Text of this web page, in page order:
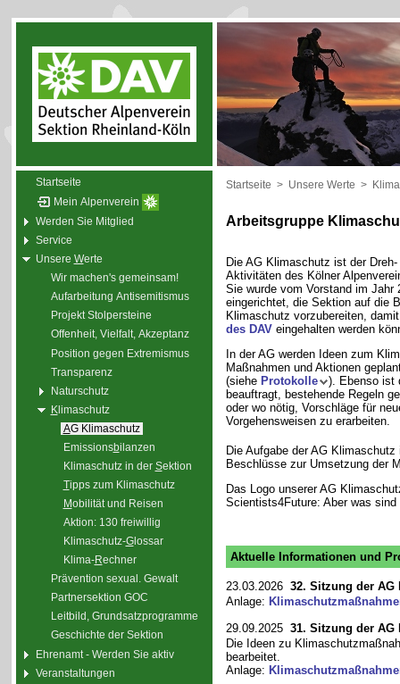
Startseite
Mein Alpenverein
Werden Sie Mitglied
Service
Unsere Werte
Wir machen's gemeinsam!
Aufarbeitung Antisemitismus
Projekt Stolpersteine
Offenheit, Vielfalt, Akzeptanz
Position gegen Extremismus
Transparenz
Naturschutz
Klimaschutz
AG Klimaschutz
Emissionsbilanzen
Klimaschutz in der Sektion
Tipps zum Klimaschutz
Mobilität und Reisen
Aktion: 130 freiwillig
Klimaschutz-Glossar
Klima-Rechner
Prävention sexual. Gewalt
Partnersektion GOC
Leitbild, Grundsatzprogramme
Geschichte der Sektion
Ehrenamt - Werden Sie aktiv
Veranstaltungen
Startseite > Unsere Werte >
Arbeitsgruppe
Die AG Klimaschutz ist der
Aktivitäten des Kölner
Sie wurde vom Vorstand im Jahr
eingerichtet, die Sektion auf die
Klimaschutz vorzubereiten,
des DAVeingehalten werden
In der AG werden Ideen zum
Maßnahmen und Aktionen
(siehe Protokolle
). Ebenso ist
beauftragt, bestehende Regeln
oder wo nötig, Vorschläge für
Vorgehensweisen zu erarbeiten.
Die Aufgabe der AG
Beschlüsse zur Umsetzung der
Das Logo unserer AG
Scientists4Future: Aber was
Aktuelle Informationen und
23.03.2026 32. Sitzung der AG
Anlage:
29.09.2025 31. Sitzung der AG
Die Ideen zu
bearbeitet.
Anlage: